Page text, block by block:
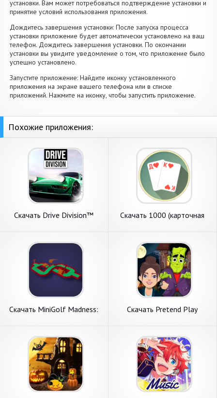
установки. Вам может потребоваться подтверждение установки и
принятие условий использования приложения.
Дождитесь завершения установки: После запуска процесса
установки приложение будет автоматически установлено на ваш
телефон. Дождитесь завершения установки. По окончании
установки вы увидите уведомление о том, что приложение было
успешно установлено.
Запустите приложение: Найдите иконку установленного
приложения на экране вашего телефона или в списке
приложений. Нажмите на иконку, чтобы запустить приложение.
Похожие приложения:
Скачать Drive Division™
Андроид
Скачать 1000 (карточная
на Андроид
Скачать MiniGolf Madness:
Скачать Pretend Play
на Андроид